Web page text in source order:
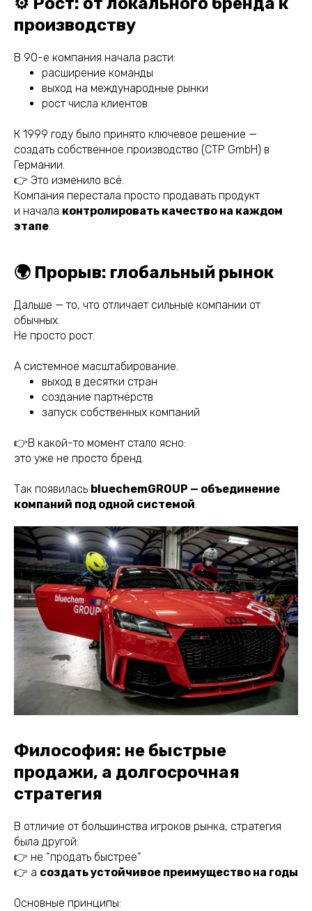
производству
В 90-е компания начала расти:
расширение команды
выход на международные рынки
рост числа клиентов
К 1999 году было принято ключевое решение —
создать собственное производство (CTP GmbH) в
Германии.
👉 Это изменило всё.
Компания перестала просто продавать продукт
и начала контролировать качество на каждом
этапе.
🌍 Прорыв: глобальный рынок
Дальше — то, что отличает сильные компании от
обычных.
Не просто рост.
А системное масштабирование.
выход в десятки стран
создание партнёрств
запуск собственных компаний
👉В какой-то момент стало ясно:
это уже не просто бренд.
Так появилась bluechemGROUP — объединение
компаний под одной системой.
Философия: не быстрые
продажи, а долгосрочная
стратегия
В отличие от большинства игроков рынка, стратегия
была другой:
👉 не “продать быстрее”
👉 а создать устойчивое преимущество на годы
Основные принципы: